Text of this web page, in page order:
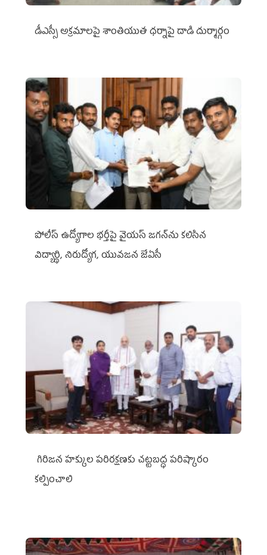
డీఎస్సీ అక్రమాలపై శాంతియుత ధర్నాపై దాడి దుర్మార్గం
పోలీస్ ఉద్యోగాల భర్తీపై వైయస్ జగన్‌ను కలిసిన
విద్యార్థి, నిరుద్యోగ, యువజన జేఏసీ
గిరిజన హక్కుల పరిరక్షణకు చట్టబద్ధ పరిష్కారం
కల్పించాలి